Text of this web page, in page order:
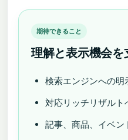
期待できること
理解と表示機会を
検索エンジンへの明
対応リッチリザルト
記事、商品、イベン